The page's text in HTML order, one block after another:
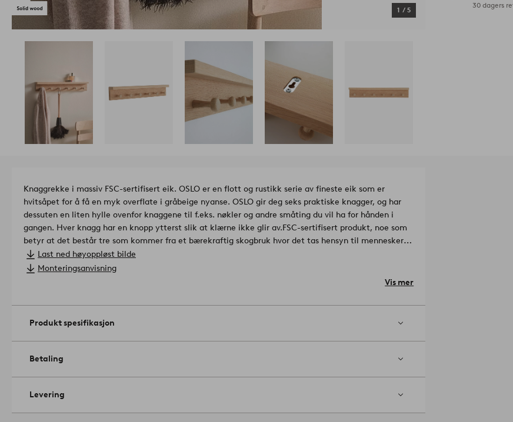
1 / 5
30 dagers
Knaggrekke i massiv FSC-sertifisert eik. OSLO er en flott og rustikk serie av fineste eik som er
hvitsåpet for å få en myk overflate i gråbeige nyanse. OSLO gir deg seks praktiske knagger, og har
dessuten en liten hylle ovenfor knaggene til f.eks. nøkler og andre småting du vil ha for hånden i
gangen. Hver knagg har en knopp ytterst slik at klærne ikke glir av.FSC-sertifisert produkt, noe som
betyr at det består tre som kommer fra et bærekraftig skogbruk hvor det tas hensyn til mennesker
og miljø.
Lisensnummer & testinstitutt: GFA-COC-004086 GFA Certification.
Tips/råd: Hyllen er like fin på soverommet, og da kan det være dekorativt å plassere bilder på hyllen
over knaggene. Den er også helt perfekt til kjøkkenhåndklær på kjøkkenet.
Last ned høyoppløst bilde
Monteringsanvisning
Vis mer
Produkt spesifikasjon
Betaling
Levering